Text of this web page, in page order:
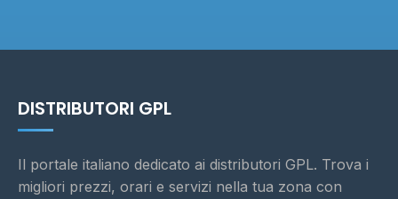
DISTRIBUTORI GPL
Il portale italiano dedicato ai distributori GPL. Trova i
migliori prezzi, orari e servizi nella tua zona con